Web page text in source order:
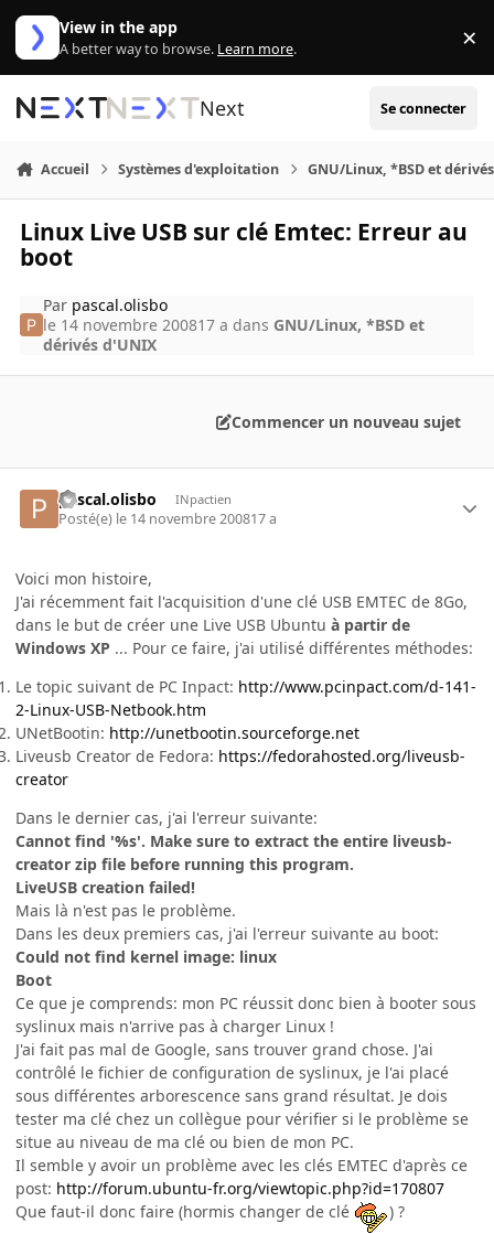
Aller au contenu
View in the app
A better way to browse. Learn more. ×
Next Se connecter
Accueil Systèmes d'exploitation GNU/Linux, *BSD et
Linux Live USB sur clé Emtec: Erreur au
boot
Par pascal.olisbo
le 14 novembre 200817 a dans GNU/Linux, *BSD et
dérivés d'UNIX
Commencer un nouveau sujet
pascal.olisbo INpactien
Posté(e) le 14 novembre 200817 a
Voici mon histoire,
J'ai récemment fait l'acquisition d'une clé USB EMTEC de 8Go,
dans le but de créer une Live USB Ubuntu à partir de
Windows XP ... Pour ce faire, j'ai utilisé différentes méthodes:
Le topic suivant de PC Inpact: http://www.pcinpact.com/d-141-
2-Linux-USB-Netbook.htm
UNetBootin: http://unetbootin.sourceforge.net
Liveusb Creator de Fedora: https://fedorahosted.org/liveusb-
creator
Dans le dernier cas, j'ai l'erreur suivante:
Cannot find '%s'. Make sure to extract the entire liveusb-
creator zip file before running this program.
LiveUSB creation failed!
Mais là n'est pas le problème.
Dans les deux premiers cas, j'ai l'erreur suivante au boot:
Could not find kernel image: linux
Boot
Ce que je comprends: mon PC réussit donc bien à booter sous
syslinux mais n'arrive pas à charger Linux !
J'ai fait pas mal de Google, sans trouver grand chose. J'ai
contrôlé le fichier de configuration de syslinux, je l'ai placé
sous différentes arborescence sans grand résultat. Je dois
tester ma clé chez un collègue pour vérifier si le problème se
situe au niveau de ma clé ou bien de mon PC.
Il semble y avoir un problème avec les clés EMTEC d'après ce
post: http://forum.ubuntu-fr.org/viewtopic.php?id=170807
Que faut-il donc faire (hormis changer de clé
) ?